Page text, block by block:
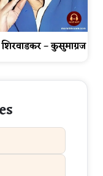
शिरवाडकर – कुसुमाग्रज